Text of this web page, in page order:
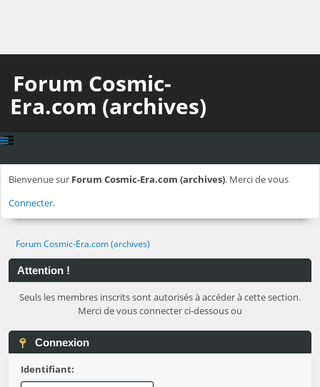
Forum Cosmic-
Era.com (archives)
Bienvenue sur Forum Cosmic-Era.com (archives). Merci de vous
Connecter.
Forum Cosmic-Era.com (archives)
Attention !
Seuls les membres inscrits sont autorisés à accéder à cette section.
Merci de vous connecter ci-dessous ou
Connexion
Identifiant: